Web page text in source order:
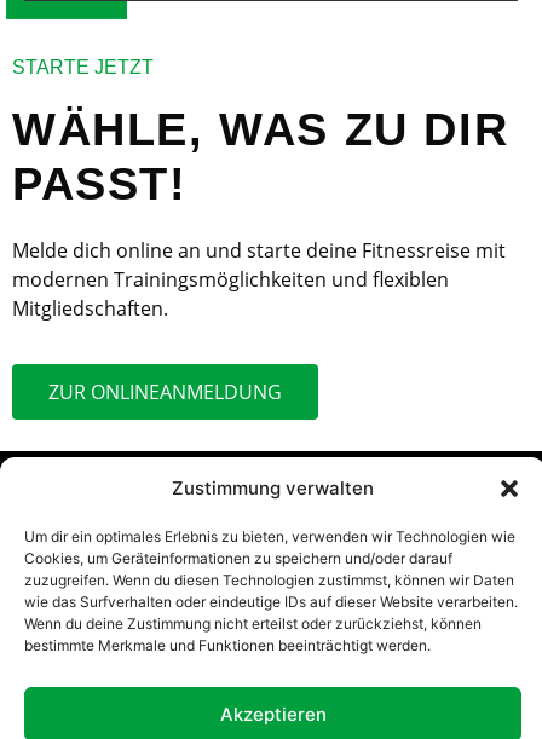
Zustimmung verwalten
Um dir ein optimales Erlebnis zu bieten, verwenden wir Technologien wie
Cookies, um Geräteinformationen zu speichern und/oder darauf
zuzugreifen. Wenn du diesen Technologien zustimmst, können wir Daten
wie das Surfverhalten oder eindeutige IDs auf dieser Website verarbeiten.
Wenn du deine Zustimmung nicht erteilst oder zurückziehst, können
bestimmte Merkmale und Funktionen beeinträchtigt werden.
Akzeptieren
STARTE JETZT
WÄHLE, WAS ZU DIR
PASST!
Melde dich online an und starte deine Fitnessreise mit
modernen Trainingsmöglichkeiten und flexiblen
Mitgliedschaften.
ZUR ONLINEANMELDUNG